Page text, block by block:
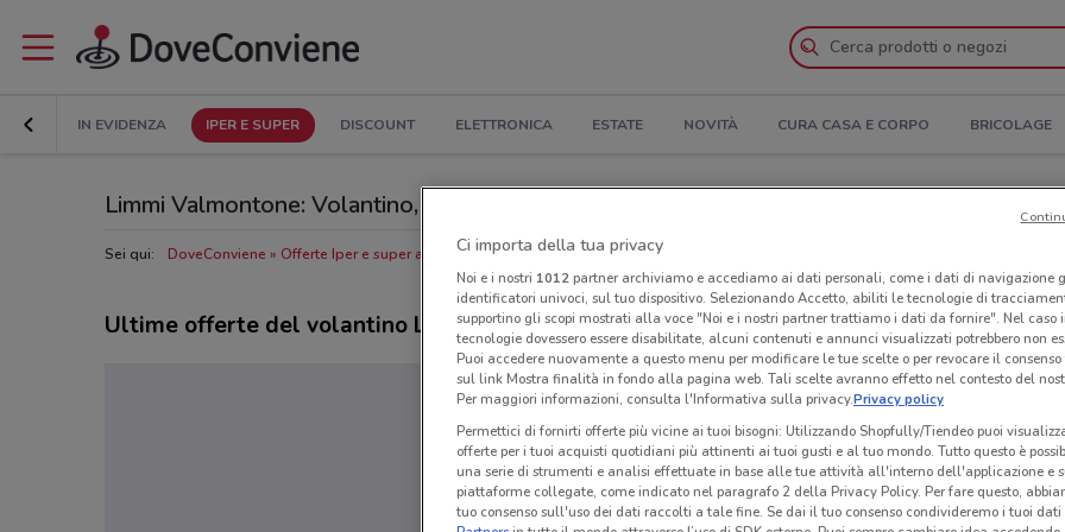
IN EVIDENZA IPER E SUPER DISCOUNT ELETTRONICA ESTATE NOVITÀ CURA CASA E CORPO BRICOLAGE
Limmi Valmontone: Volantino, Orari di apertura e Indirizzi
Sei qui: DoveConviene Offerte Iper e super a Valmontone Negozi Limmi a Valmontone
Ultime offerte del volantino Limmi
Ci importa della tua privacy
Noi e i nostri 1012partner archiviamo e accediamo ai dati personali, come i dati di navigazione
identificatori univoci, sul tuo dispositivo. Selezionando Accetto, abiliti le tecnologie di
supportino gli scopi mostrati alla voce "Noi e i nostri partner trattiamo i dati da fornire". Nel caso
tecnologie dovessero essere disabilitate, alcuni contenuti e annunci visualizzati potrebbero non
Puoi accedere nuovamente a questo menu per modificare le tue scelte o per revocare il
sul link Mostra finalità in fondo alla pagina web. Tali scelte avranno effetto nel contesto del
Per maggiori informazioni, consulta l'Informativa sulla privacy.Privacy policy
Permettici di fornirti offerte più vicine ai tuoi bisogni: Utilizzando Shopfully/Tiendeo puoi
offerte per i tuoi acquisti quotidiani più attinenti ai tuoi gusti e al tuo mondo. Tutto questo è
una serie di strumenti e analisi effettuate in base alle tue attività all'interno dell'applicazione e
piattaforme collegate, come indicato nel paragrafo 2 della Privacy Policy. Per fare questo,
tuo consenso sull'uso dei dati raccolti a tale fine. Se dai il tuo consenso condivideremo i tuoi dati